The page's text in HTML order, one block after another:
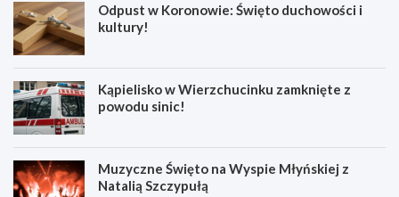
Odpust w Koronowie: Święto duchowości i
kultury!
Kąpielisko w Wierzchucinku zamknięte z
powodu sinic!
Muzyczne Święto na Wyspie Młyńskiej z
Natalią Szczypułą